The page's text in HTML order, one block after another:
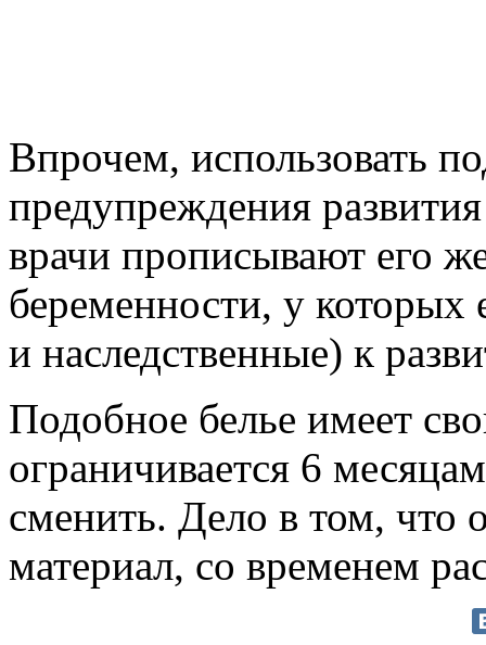
Впрочем, использовать
предупреждения
врачи прописывают его
беременности, у которых
и наследственные) к
Подобное белье имеет
ограничивается 6
сменить. Дело в том, что
материал, со временем